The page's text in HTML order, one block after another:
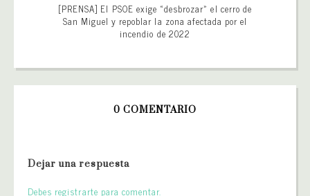
[PRENSA] El PSOE exige «desbrozar» el cerro de
San Miguel y repoblar la zona afectada por el
incendio de 2022
0 COMENTARIO
Dejar una respuesta
Debes registrarte para comentar.